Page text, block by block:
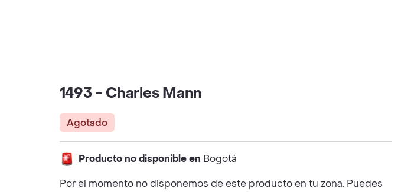
1493 - Charles Mann
Agotado
Producto no disponible en Bogotá
Por el momento no disponemos de este producto en tu zona. Puedes